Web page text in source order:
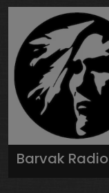
Barvak Radio